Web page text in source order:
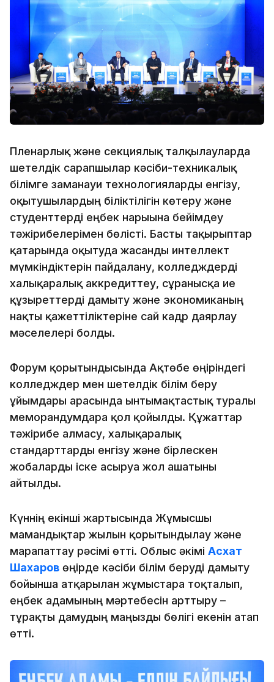
Пленарлық және секциялық талқылауларда
шетелдік сарапшылар кәсіби-техникалық
білімге заманауи технологияларды енгізу,
оқытушылардың біліктілігін көтеру және
студенттерді еңбек нарығына бейімдеу
тәжірибелерімен бөлісті. Басты тақырыптар
қатарында оқытуда жасанды интеллект
мүмкіндіктерін пайдалану, колледждерді
халықаралық аккредиттеу, сұранысқа ие
құзыреттерді дамыту және экономиканың
нақты қажеттіліктеріне сай кадр даярлау
мәселелері болды.
Форум қорытындысында Ақтөбе өңіріндегі
колледждер мен шетелдік білім беру
ұйымдары арасында ынтымақтастық туралы
меморандумдарға қол қойылды. Құжаттар
тәжірибе алмасу, халықаралық
стандарттарды енгізу және бірлескен
жобаларды іске асыруға жол ашатыны
айтылды.
Күннің екінші жартысында Жұмысшы
мамандықтар жылын қорытындылау және
марапаттау рәсімі өтті. Облыс әкімі Асхат
Шахаров өңірде кәсіби білім беруді дамыту
бойынша атқарылған жұмыстарға тоқталып,
еңбек адамының мәртебесін арттыру –
тұрақты дамудың маңызды бөлігі екенін атап
өтті.